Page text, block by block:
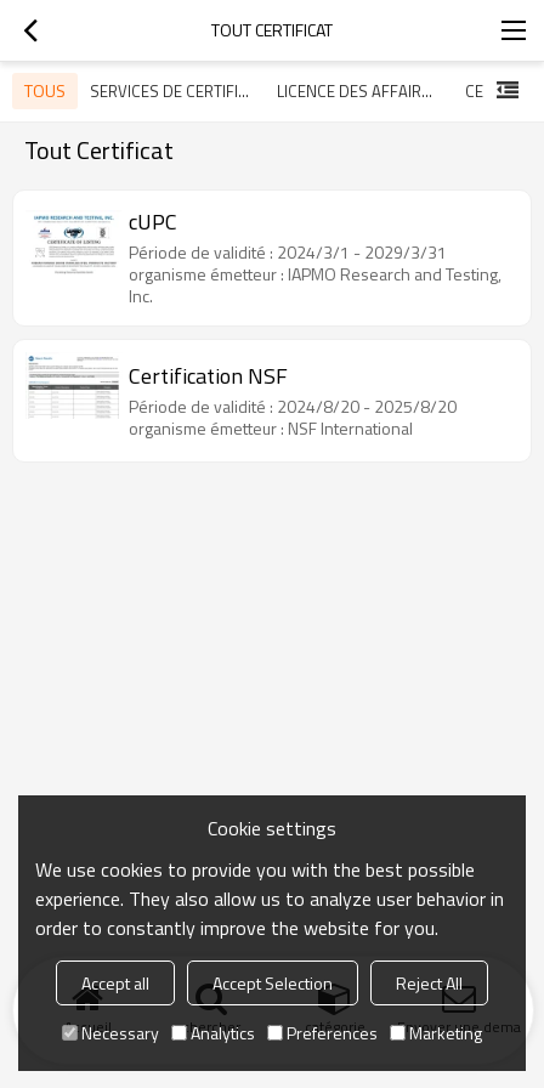
TOUT CERTIFICAT
TOUS SERVICES DE CERTIFICATS LICENCE DES AFFAIRES.
Tout Certificat
cUPC
Période de validité : 2024/3/1 - 2029/3/31
organisme émetteur : IAPMO Research and Testing,
Inc.
Certification NSF
Période de validité : 2024/8/20 - 2025/8/20
organisme émetteur : NSF International
Accueil chercher catégorie Envoyer une
Cookie settings
We use cookies to provide you with the best possible
experience. They also allow us to analyze user behavior in
order to constantly improve the website for you.
Accept all Accept Selection
Reject All
Necessary
Analytics Preferences Marketing